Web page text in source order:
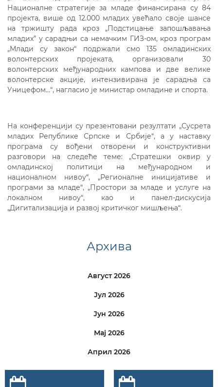
Националне стратегије за младе финансирана су 84
пројекта, више од 12.000 младих увећало своје шансе
на тржишту рада кроз „Подстицање запошљавања
младих” у сарадњи са немачким ГИЗ-ом, кроз програм
„Млади су закон“ подржали смо 135 омладинских
волонтерских пројеката, организовали 30
волонтерских међународних кампова и две велике
волонтерске акције, интензивирана је сарадња са
Уницефом...“, нагласио је министар омладине и спорта.
На конференцији су презентовани резултати „Сусрета
младих Републике Српске и Србије“, а у наставку
програма су вођени отворени и конструктивни
разговори на следеће теме: „Стратешки оквир у
омладинској политици на међународном и
националном нивоу“, „Регионалне иницијативе и
програми за младе“, „Простори за младе и услуге на
локалном нивоу“, као и панел-дискусија
„Дигитализација и развој критичког мишљења“.
Архива
Август 2026
Јул 2026
Јун 2026
Мај 2026
Април 2026